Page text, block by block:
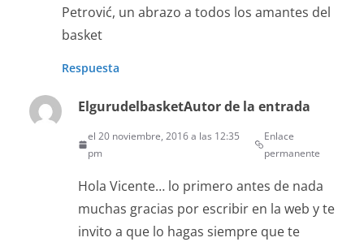
Petrović, un abrazo a todos los amantes del
basket
Respuesta
ElgurudelbasketAutor de la entrada
el 20 noviembre, 2016 a las 12:35
pm
Enlace
permanente
Hola Vicente… lo primero antes de nada
muchas gracias por escribir en la web y te
invito a que lo hagas siempre que te